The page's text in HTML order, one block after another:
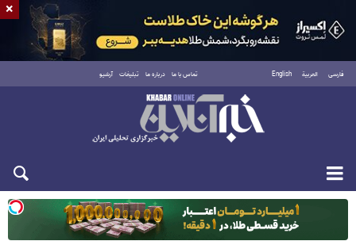
فارسی العربية English تماس با ما درباره ما تبلیغات آرشیو
یکشنبه ۱۸ مرداد ۱۴۰۵
×